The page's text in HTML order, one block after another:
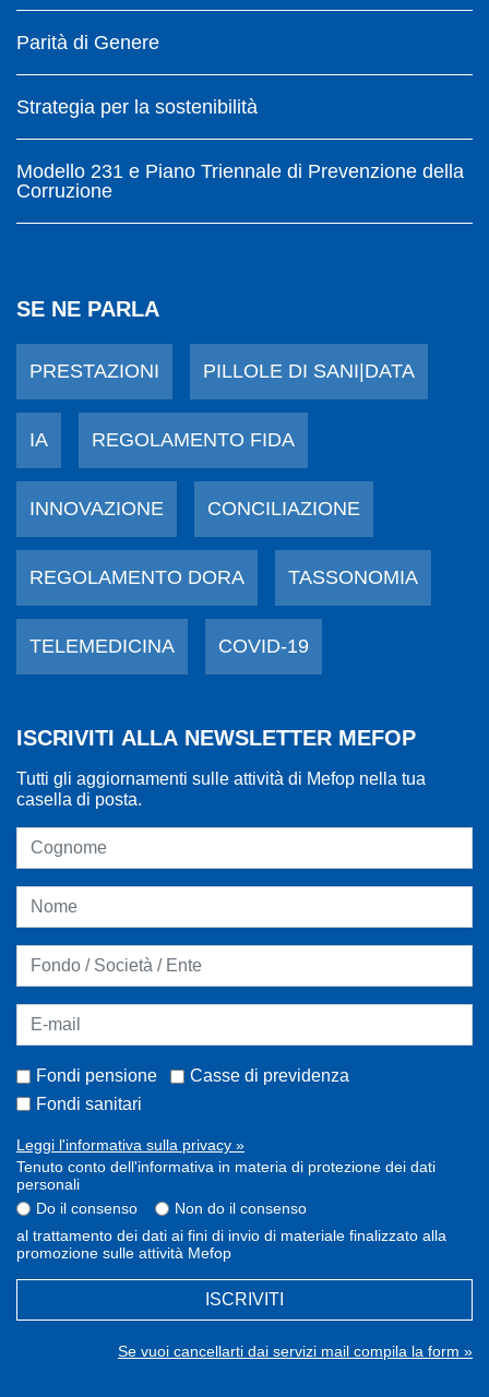
Parità di Genere
Strategia per la sostenibilità
Modello 231 e Piano Triennale di Prevenzione della
Corruzione
SE NE PARLA
PRESTAZIONI PILLOLE DI SANI|DATA
IA REGOLAMENTO FIDA
INNOVAZIONE CONCILIAZIONE
REGOLAMENTO DORA TASSONOMIA
TELEMEDICINA COVID-19
ISCRIVITI ALLA NEWSLETTER MEFOP
Tutti gli aggiornamenti sulle attività di Mefop nella tua
casella di posta.
Fondi pensione
Casse di previdenza
Fondi sanitari
Leggi l'informativa sulla privacy »
Tenuto conto dell'informativa in materia di protezione dei dati
personali
Do il consenso
Non do il consenso
al trattamento dei dati ai fini di invio di materiale finalizzato alla
promozione sulle attività Mefop
ISCRIVITI
Se vuoi cancellarti dai servizi mail compila la form »